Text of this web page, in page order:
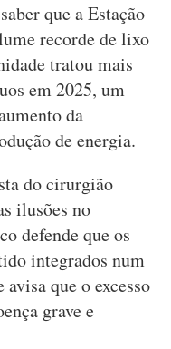
que a Estação
recorde de lixo
tratou mais
em 2025, um
da
de energia.
do cirurgião
ilusões no
defende que os
integrados num
que o excesso
grave e